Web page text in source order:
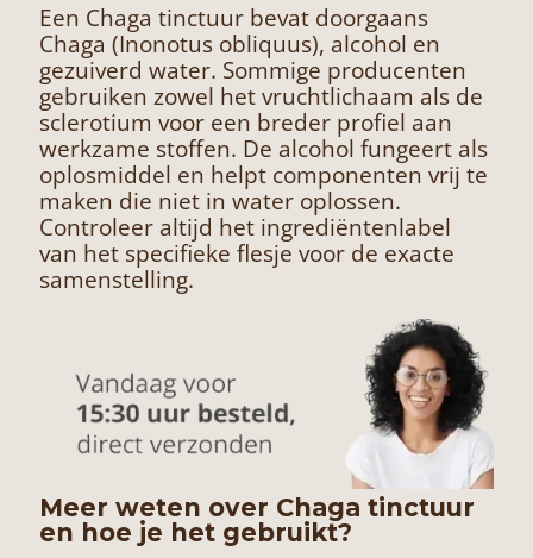
Een Chaga tinctuur bevat doorgaans
Chaga (Inonotus obliquus), alcohol en
gezuiverd water. Sommige producenten
gebruiken zowel het vruchtlichaam als de
sclerotium voor een breder profiel aan
werkzame stoffen. De alcohol fungeert als
oplosmiddel en helpt componenten vrij te
maken die niet in water oplossen.
Controleer altijd het ingrediëntenlabel
van het specifieke flesje voor de exacte
samenstelling.
Meer weten over Chaga tinctuur
en hoe je het gebruikt?